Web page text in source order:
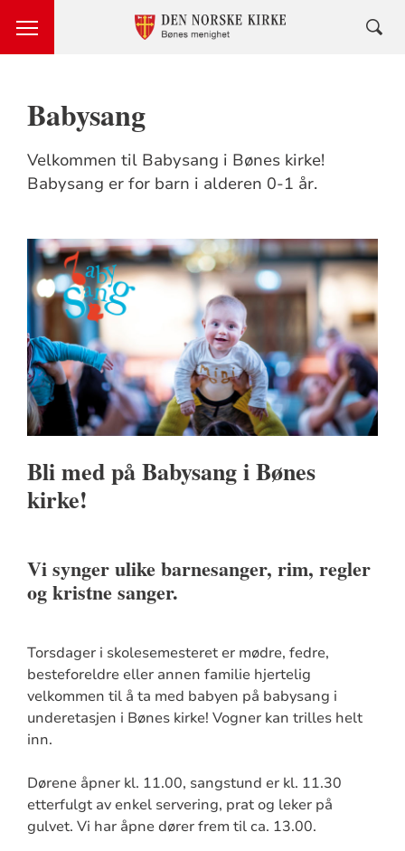
Babysang
Velkommen til Babysang i Bønes kirke!
Babysang er for barn i alderen 0-1 år.
Bli med på Babysang i Bønes
kirke!
Vi synger ulike barnesanger, rim, regler
og kristne sanger.
Torsdager i skolesemesteret er mødre, fedre,
besteforeldre eller annen familie hjertelig
velkommen til å ta med babyen på babysang i
underetasjen i Bønes kirke! Vogner kan trilles helt
inn.
Dørene åpner kl. 11.00, sangstund er kl. 11.30
etterfulgt av enkel servering, prat og leker på
gulvet. Vi har åpne dører frem til ca. 13.00.